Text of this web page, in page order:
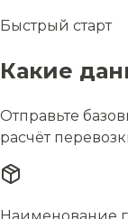
Быстрый старт
Какие
Отправьте
расчёт